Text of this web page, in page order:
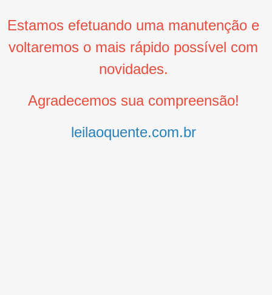
Estamos efetuando uma manutenção e
voltaremos o mais rápido possível com
novidades.
Agradecemos sua compreensão!
leilaoquente.com.br